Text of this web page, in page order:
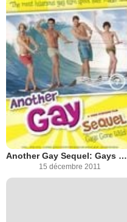
Another Gay Sequel: Gays Gone Wild!
15 décembre 2011